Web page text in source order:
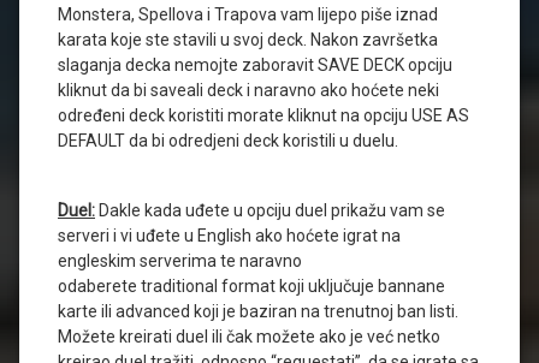
Monstera, Spellova i Trapova vam lijepo piše iznad
karata koje ste stavili u svoj deck. Nakon završetka
slaganja decka nemojte zaboravit SAVE DECK opciju
kliknut da bi saveali deck i naravno ako hoćete neki
određeni deck koristiti morate kliknut na opciju USE AS
DEFAULT da bi odredjeni deck koristili u duelu.
Duel: Dakle kada uđete u opciju duel prikažu vam se
serveri i vi uđete u English ako hoćete igrat na
engleskim serverima te naravno
odaberete traditional format koji uključuje bannane
karte ili advanced koji je baziran na trenutnoj ban listi.
Možete kreirati duel ili čak možete ako je već netko